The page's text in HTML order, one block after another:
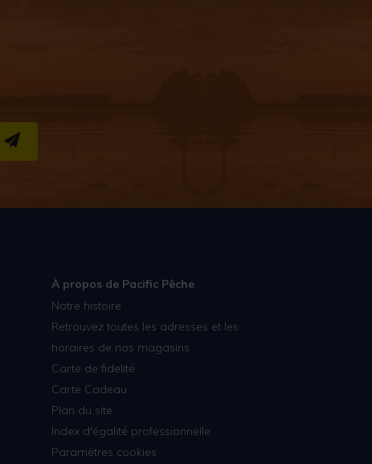
S''INSCRIRE
À propos de Pacific Pêche
Notre histoire
Retrouvez toutes les adresses et les
horaires de nos magasins
Carte de fidelité
Carte Cadeau
Plan du site
Index d'égalité professionnelle
Paramètres cookies